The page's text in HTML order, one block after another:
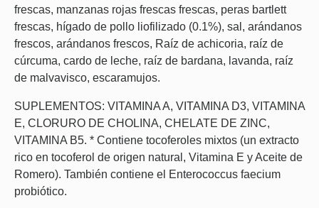
frescas, manzanas rojas frescas frescas, peras bartlett
frescas, hígado de pollo liofilizado (0.1%), sal, arándanos
frescos, arándanos frescos, Raíz de achicoria, raíz de
cúrcuma, cardo de leche, raíz de bardana, lavanda, raíz
de malvavisco, escaramujos.
SUPLEMENTOS: VITAMINA A, VITAMINA D3, VITAMINA
E, CLORURO DE CHOLINA, CHELATE DE ZINC,
VITAMINA B5. * Contiene tocoferoles mixtos (un extracto
rico en tocoferol de origen natural, Vitamina E y Aceite de
Romero). También contiene el Enterococcus faecium
probiótico.